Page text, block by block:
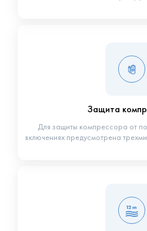
Защита
Для защиты компрессора от
включениях предусмотрена